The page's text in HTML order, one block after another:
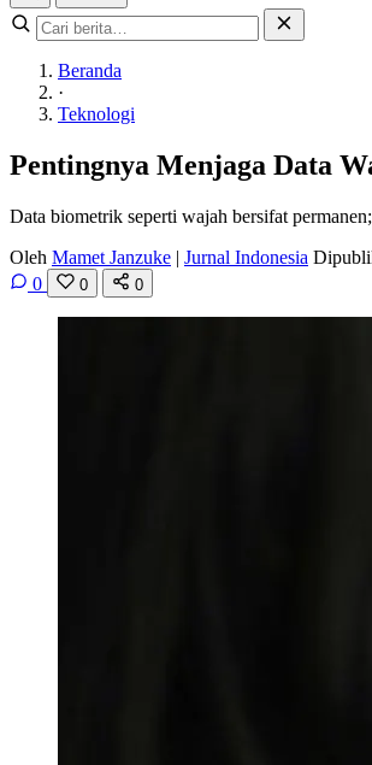
Beranda
·
Teknologi
Pentingnya Menjaga Data
Data biometrik seperti wajah bersifat
Oleh Mamet Janzuke | Jurnal Indonesia
0
0 0